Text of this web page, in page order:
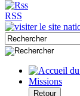
RSS
Missions
Retour